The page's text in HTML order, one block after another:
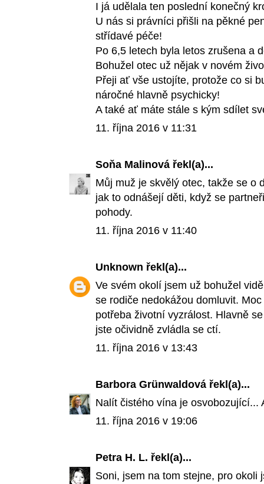
I já udělala ten poslední konečný
U nás si právníci přišli na pěkné
střídavé péče!
Po 6,5 letech byla letos zrušena a
Bohužel otec už nějak v novém
Přeji ať vše ustojíte, protože co si
náročné hlavně psychicky!
A také ať máte stále s kým sdílet
11. října 2016 v 11:31
Soňa Malinová řekl(a)...
Můj muž je skvělý otec, takže se o
jak to odnášejí děti, když se
pohody.
11. října 2016 v 11:40
Unknown řekl(a)...
Ve svém okolí jsem už bohužel
se rodiče nedokážou domluvit.
potřeba životní vyzrálost. Hlavně
jste očividně zvládla se ctí.
11. října 2016 v 13:43
Barbora Grünwaldová řekl(a)...
Nalít čistého vína je osvobozující...
11. října 2016 v 19:06
Petra H. L. řekl(a)...
Soni, jsem na tom stejne, pro okoli